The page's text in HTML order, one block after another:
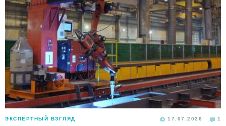
ЭКСПЕРТНЫЙ ВЗГЛЯД 17.07.2026 1